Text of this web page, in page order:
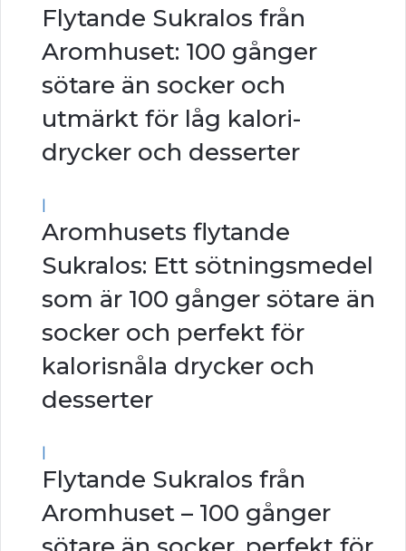
Flytande Sukralos från
Aromhuset: 100 gånger
sötare än socker och
utmärkt för låg kalori-
drycker och desserter
|
Aromhusets flytande
Sukralos: Ett sötningsmedel
som är 100 gånger sötare än
socker och perfekt för
kalorisnåla drycker och
desserter
|
Flytande Sukralos från
Aromhuset – 100 gånger